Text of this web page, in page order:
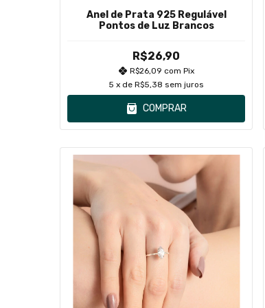
Anel de Prata 925 Regulável
Pontos de Luz Brancos
R$26,90
R$26,09 com Pix
5 x deR$5,38 sem juros
COMPRAR